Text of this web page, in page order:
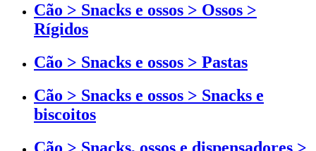
Cão > Snacks e ossos > Ossos >
Rígidos
Cão > Snacks e ossos > Pastas
Cão > Snacks e ossos > Snacks e
biscoitos